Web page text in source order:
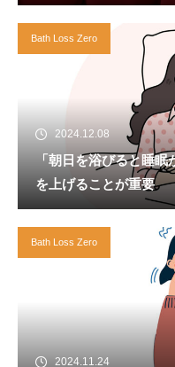
Bath Loss Zero
2024.12.08
「朝日を浴びると睡
を上げることが重要
Bath Loss Zero
2024.11.24